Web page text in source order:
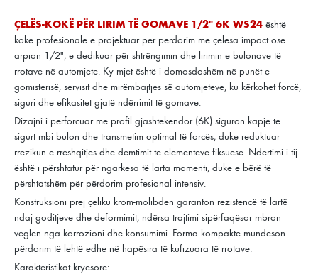
ÇELËS-KOKË PËR LIRIM TË GOMAVE 1/2" 6K WS24 është
kokë profesionale e projektuar për përdorim me çelësa impact ose
arpion 1/2", e dedikuar për shtrëngimin dhe lirimin e bulonave të
rrotave në automjete. Ky mjet është i domosdoshëm në punët e
gomisterisë, servisit dhe mirëmbajtjes së automjeteve, ku kërkohet forcë,
siguri dhe efikasitet gjatë ndërrimit të gomave.
Dizajni i përforcuar me profil gjashtëkëndor (6K) siguron kapje të
sigurt mbi bulon dhe transmetim optimal të forcës, duke reduktuar
rrezikun e rrëshqitjes dhe dëmtimit të elementeve fiksuese. Ndërtimi i tij
është i përshtatur për ngarkesa të larta momenti, duke e bërë të
përshtatshëm për përdorim profesional intensiv.
Konstruksioni prej çeliku krom-molibden garanton rezistencë të lartë
ndaj goditjeve dhe deformimit, ndërsa trajtimi sipërfaqësor mbron
veglën nga korrozioni dhe konsumimi. Forma kompakte mundëson
përdorim të lehtë edhe në hapësira të kufizuara të rrotave.
Karakteristikat kryesore: